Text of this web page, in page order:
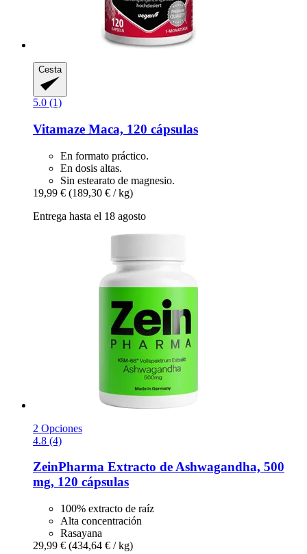
Cesta
5.0 (1)
Vitamaze Maca, 120 cápsulas
En formato práctico.
En dosis altas.
Sin estearato de magnesio.
19,99 € (189,30 € / kg)
Entrega hasta el 18 agosto
2 Opciones
4.8 (4)
ZeinPharma Extracto de Ashwagandha, 500
mg, 120 cápsulas
100% extracto de raíz
Alta concentración
Rasayana
29,99 € (434,64 € / kg)